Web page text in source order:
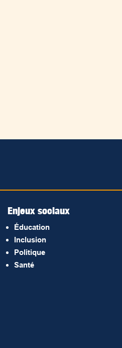
Enjeux sociaux
Éducation
Inclusion
Politique
Santé